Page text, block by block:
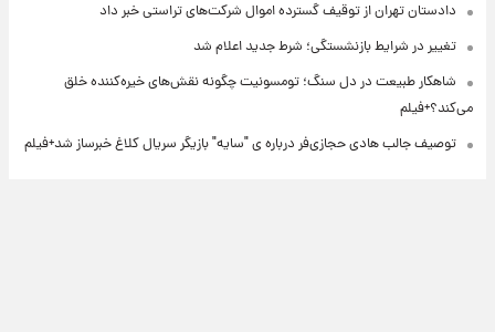
دادستان تهران از توقیف گسترده اموال شرکت‌های تراستی خبر داد
تغییر در شرایط بازنشستگی؛ شرط جدید اعلام شد
شاهکار طبیعت در دل سنگ؛ تومسونیت چگونه نقش‌های خیره‌کننده خلق
می‌کند؟+فیلم
توصیف جالب هادی حجازی‌فر درباره ی "سایه" بازیگر سریال کلاغ خبرساز شد+فیلم